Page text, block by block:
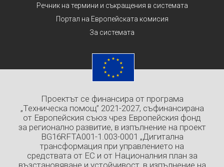
Речник на термини и съкращения в системата
Портал на Европейската комисия
За системата
Проектът се финансира от програма
„Техническа помощ” 2021-2027, съфинансирана
от Европейския съюз чрез Европейския фонд
за регионално развитие, в изпълнение на проект
BG16RFTA001-1.003-0001 „Дигитална
трансформация при управлението на
средствата от ЕС и от Националния план за
възстановяване и устойчивост, в изпълнение на